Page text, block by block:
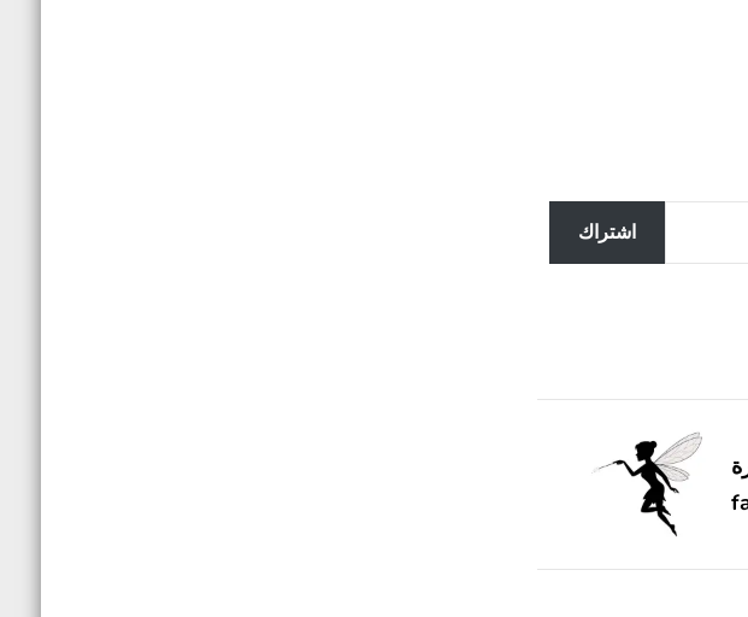
اشتراك